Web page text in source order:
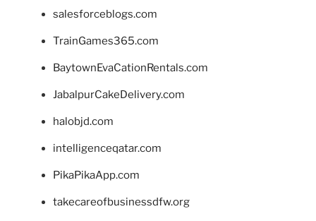
salesforceblogs.com
TrainGames365.com
BaytownEvaCationRentals.com
JabalpurCakeDelivery.com
halobjd.com
intelligenceqatar.com
PikaPikaApp.com
takecareofbusinessdfw.org